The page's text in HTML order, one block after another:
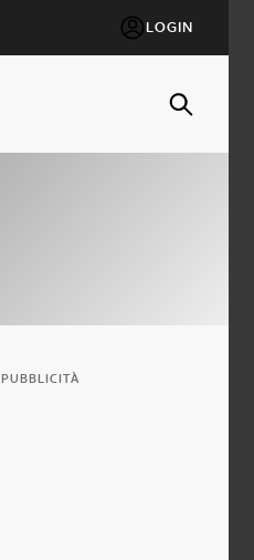
LOGIN
PUBBLICITÀ